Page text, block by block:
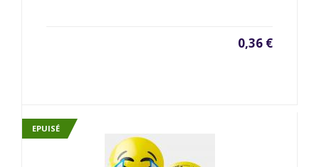
0,36 €
EPUISÉ